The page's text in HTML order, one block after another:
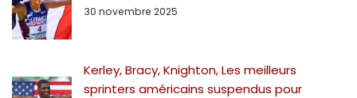
30 novembre 2025
Kerley, Bracy, Knighton, Les meilleurs
sprinters américains suspendus pour